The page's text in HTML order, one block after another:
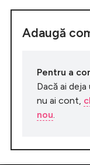
Adaugă
Pentru a
Dacă ai deja
nu ai cont,
nou